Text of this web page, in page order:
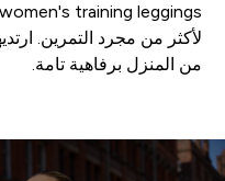
لأكثر من مجرد التمرين.
من المنزل برفاهية تامة.